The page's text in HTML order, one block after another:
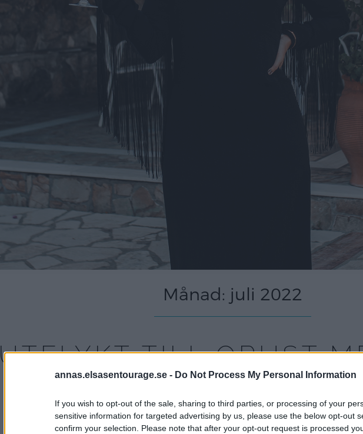
annas.elsasentourage.se - Do Not Process My Personal Information
If you wish to opt-out of the sale, sharing to third parties, or processing of your
sensitive information for targeted advertising by us, please use the below opt-out
confirm your selection. Please note that after your opt-out request is processed
Månad: juli 2022
UTFLYKT TILL ORUST
TJEJ.